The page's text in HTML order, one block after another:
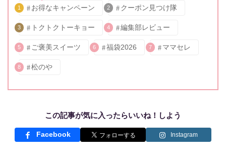
1 お得なキャンペーン 2 クーポン見つけ隊
3 トクトクトーキョー 4 編集部レビュー
5 ご褒美スイーツ 6 福袋2026 7 ママセレ
8 松のや
この記事が気に入ったらいいね！しよう
Facebook Instagram